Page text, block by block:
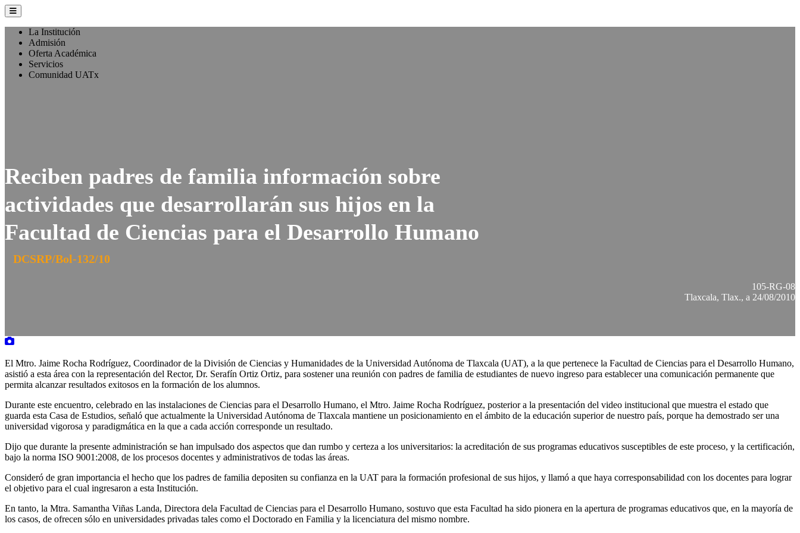
La Institución
Admisión
Oferta Académica
Servicios
Comunidad UATx
Reciben padres de familia información sobre
actividades que desarrollarán sus hijos en la
Facultad de Ciencias para el Desarrollo Humano
DCSRP/Bol-132/10
105-RG-08
Tlaxcala, Tlax., a 24/08/2010
El Mtro. Jaime Rocha Rodríguez, Coordinador de la División de Ciencias y Humanidades de la Universidad Autónoma de Tlaxcala (UAT), a la que pertenece la Facultad de Ciencias para el Desarrollo Humano,
asistió a esta área con la representación del Rector, Dr. Serafín Ortiz Ortiz, para sostener una reunión con padres de familia de estudiantes de nuevo ingreso para establecer una comunicación permanente que
permita alcanzar resultados exitosos en la formación de los alumnos.
Durante este encuentro, celebrado en las instalaciones de Ciencias para el Desarrollo Humano, el Mtro. Jaime Rocha Rodríguez, posterior a la presentación del video institucional que muestra el estado que
guarda esta Casa de Estudios, señaló que actualmente la Universidad Autónoma de Tlaxcala mantiene un posicionamiento en el ámbito de la educación superior de nuestro país, porque ha demostrado ser una
universidad vigorosa y paradigmática en la que a cada acción corresponde un resultado.
Dijo que durante la presente administración se han impulsado dos aspectos que dan rumbo y certeza a los universitarios: la acreditación de sus programas educativos susceptibles de este proceso, y la certificación,
bajo la norma ISO 9001:2008, de los procesos docentes y administrativos de todas las áreas.
Consideró de gran importancia el hecho que los padres de familia depositen su confianza en la UAT para la formación profesional de sus hijos, y llamó a que haya corresponsabilidad con los docentes para lograr
el objetivo para el cual ingresaron a esta Institución.
En tanto, la Mtra. Samantha Viñas Landa, Directora dela Facultad de Ciencias para el Desarrollo Humano, sostuvo que esta Facultad ha sido pionera en la apertura de programas educativos que, en la mayoría de
los casos, de ofrecen sólo en universidades privadas tales como el Doctorado en Familia y la licenciatura del mismo nombre.